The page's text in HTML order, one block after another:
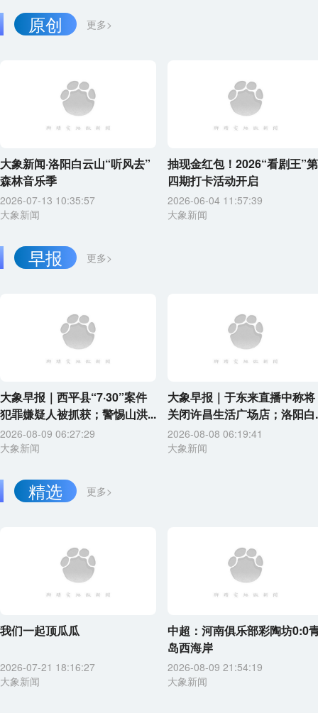
更多>
原创
大象新闻·洛阳白云山“听风去”
森林音乐季
2026-07-13 10:35:57
大象新闻
抽现金红包！2026“看剧王”第
四期打卡活动开启
2026-06-04 11:57:39
大象新闻
更多>
早报
大象早报｜西平县“7·30”案件
犯罪嫌疑人被抓获；警惕山洪...
2026-08-09 06:27:29
大象新闻
大象早报｜于东来直播中称将
关闭许昌生活广场店；洛阳白
2026-08-08 06:19:41
大象新闻
更多>
精选
我们一起顶瓜瓜
2026-07-21 18:16:27
大象新闻
中超：河南俱乐部彩陶坊0:0
岛西海岸
2026-08-09 21:54:19
大象新闻